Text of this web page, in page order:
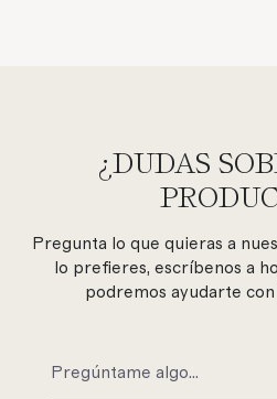
¿DUDAS
Pregunta lo que quieras a
lo prefieres, escríbenos a
podremos ayudarte